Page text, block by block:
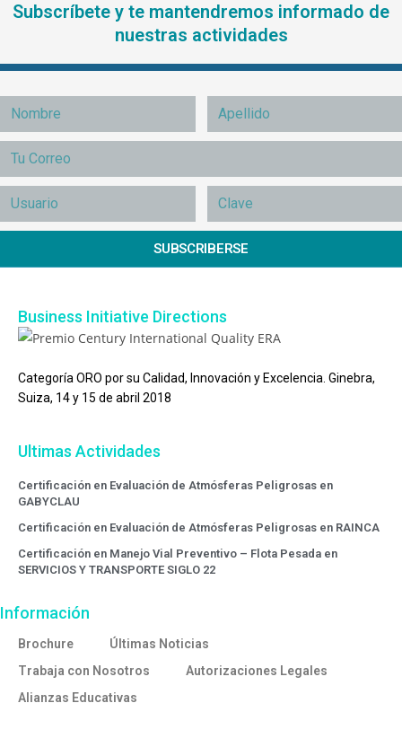
Subscríbete y te mantendremos informado de
nuestras actividades
SUBSCRIBERSE
Business Initiative Directions
Categoría ORO por su Calidad, Innovación y Excelencia. Ginebra,
Suiza, 14 y 15 de abril 2018
Ultimas Actividades
Certificación en Evaluación de Atmósferas Peligrosas en
GABYCLAU
Certificación en Evaluación de Atmósferas Peligrosas en RAINCA
Certificación en Manejo Vial Preventivo – Flota Pesada en
SERVICIOS Y TRANSPORTE SIGLO 22
Información
Brochure
Últimas Noticias
Trabaja con Nosotros
Autorizaciones Legales
Alianzas Educativas